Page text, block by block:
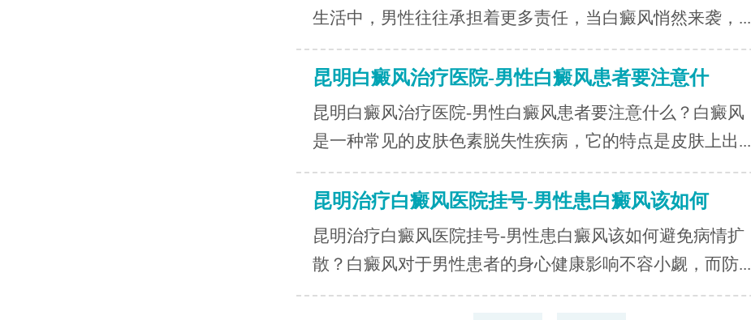
生活中，男性往往承担着更多责任，当白癜风悄然来袭，...
昆明白癜风治疗医院-男性白癜风患者要注意什
昆明白癜风治疗医院-男性白癜风患者要注意什么？白癜风
是一种常见的皮肤色素脱失性疾病，它的特点是皮肤上出...
昆明治疗白癜风医院挂号-男性患白癜风该如何
昆明治疗白癜风医院挂号-男性患白癜风该如何避免病情扩
散？白癜风对于男性患者的身心健康影响不容小觑，而防...